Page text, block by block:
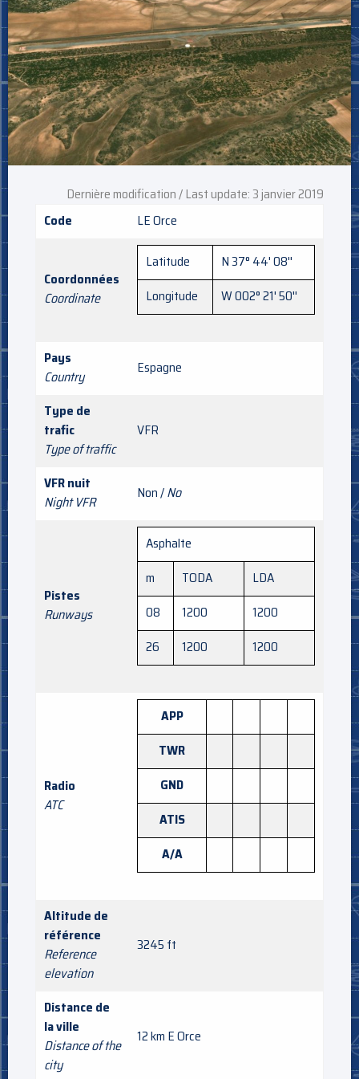
Dernière modification / Last update: 3 janvier 2019
Code
LE Orce
Coordonnées
Coordinate
Latitude
N 37° 44' 08''
Longitude
W 002° 21' 50''
Pays
Country
Espagne
Type de
trafic
Type of traffic
VFR
VFR nuit
Night VFR
Non /No
Pistes
Runways
Asphalte
m
TODA
LDA
08
1200
1200
26
1200 1200
Radio
ATC
APP
TWR
GND
ATIS
A/A
Altitude de
référence
Reference
elevation
3245 ft
Distance de
la ville
Distance of the
city
12 km E Orce